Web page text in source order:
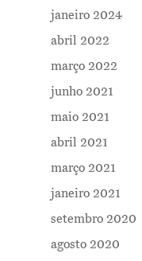
janeiro 2024
abril 2022
março 2022
junho 2021
maio 2021
abril 2021
março 2021
janeiro 2021
setembro 2020
agosto 2020